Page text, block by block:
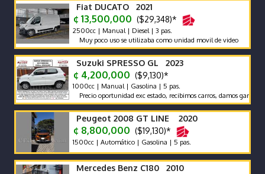
Fiat DUCATO 2021
¢ 13,500,000 ($29,348)*
2500cc | Manual | Diesel | 3 pas.
Muy poco uso se utilizaba como unidad movil de video
Suzuki SPRESSO GL 2023
¢ 4,200,000 ($9,130)*
1000cc | Manual | Gasolina | 5 pas.
Precio oportunidad exc estado, recibimos carros, damos garantia,
Peugeot 2008 GT LINE 2020
¢ 8,800,000 ($19,130)*
1500cc | Automático | Gasolina | 5 pas.
Mercedes Benz C180 2010